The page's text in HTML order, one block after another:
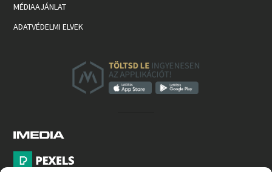
MÉDIAAJÁNLAT
ADATVÉDELMI ELVEK